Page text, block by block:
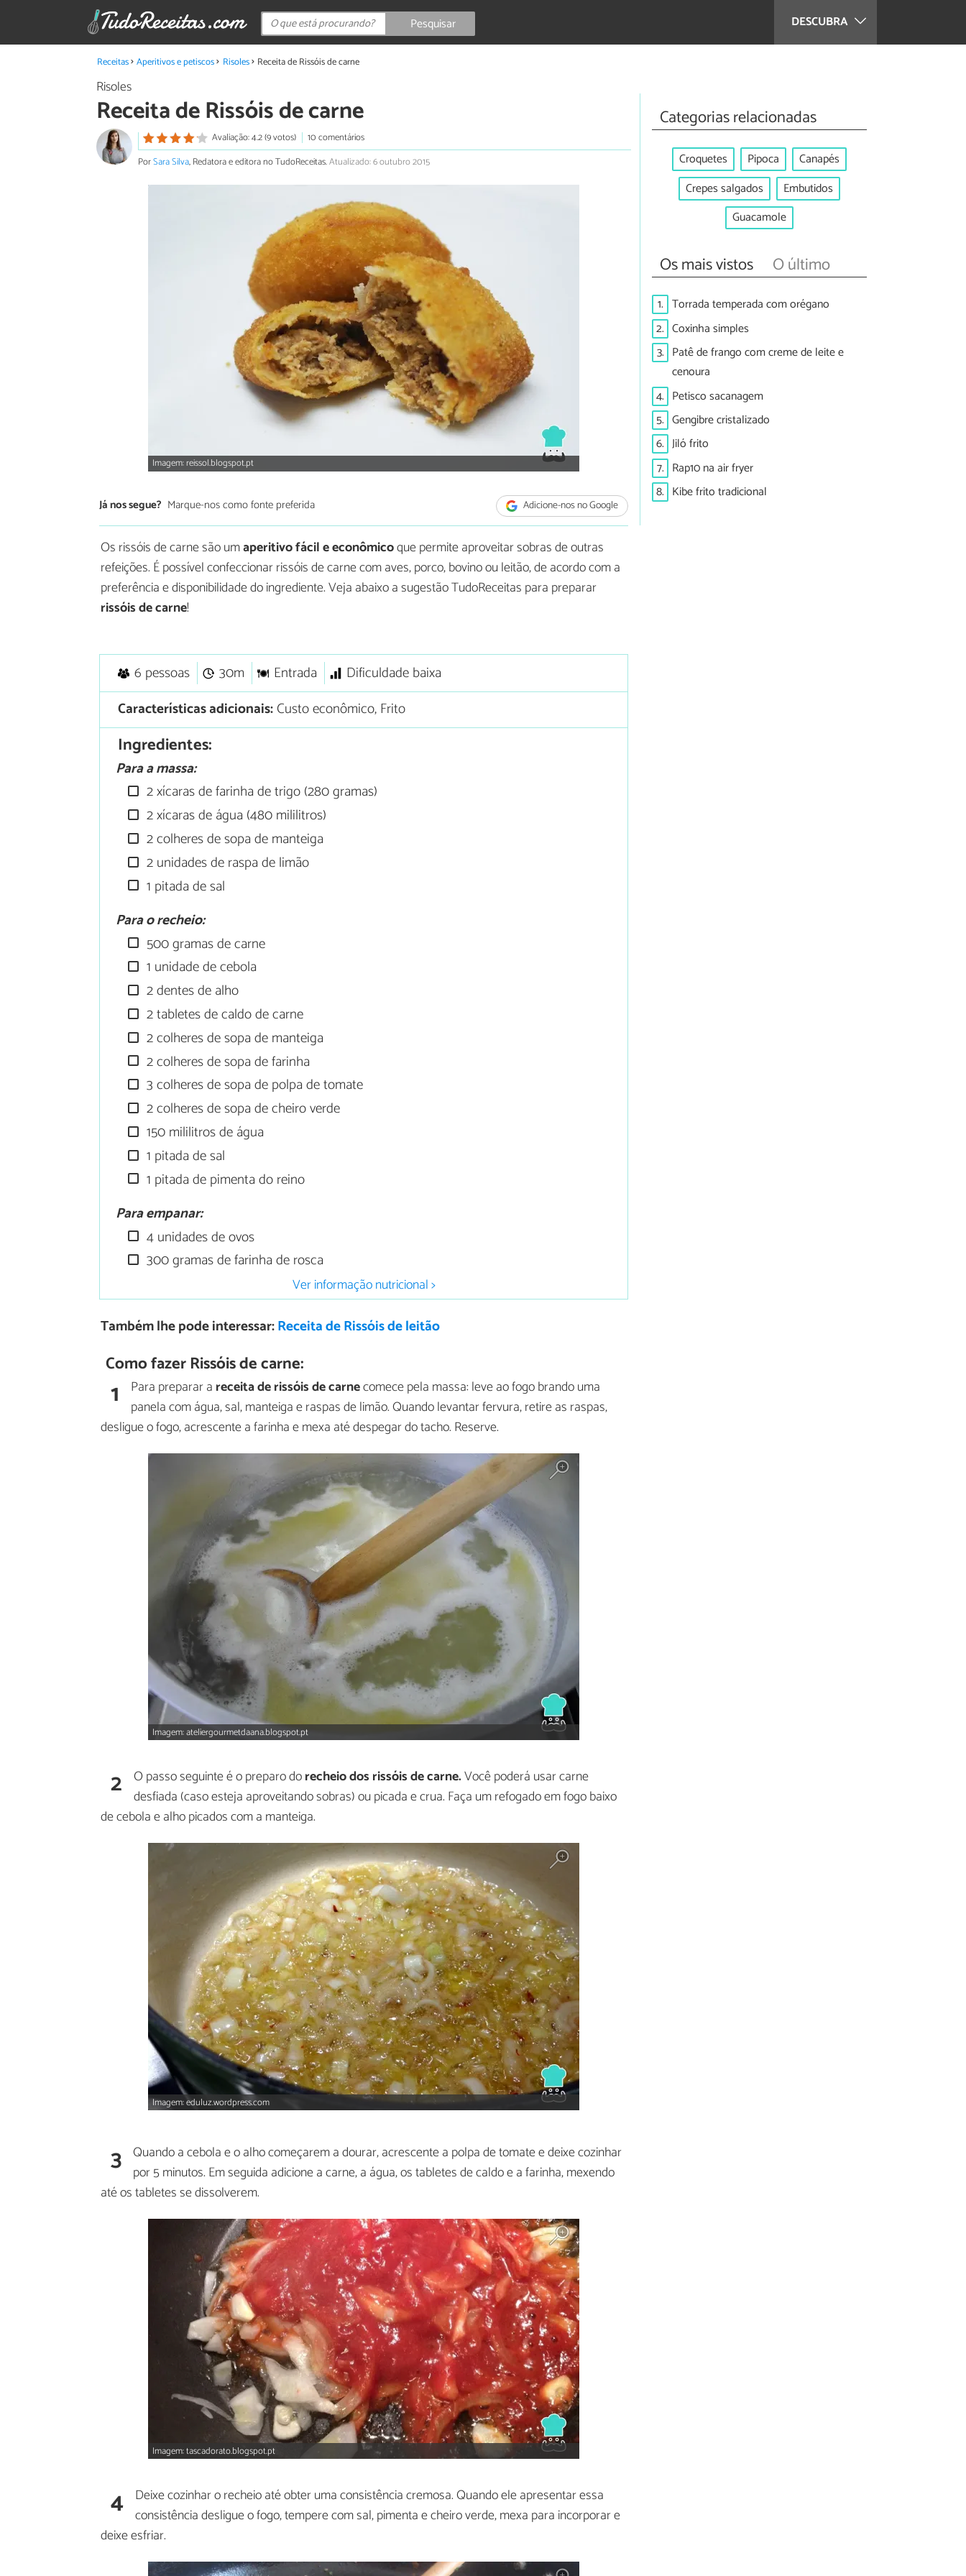
DESCUBRA
Pesquisar
Receitas Aperitivos e petiscos Risoles Receita de Rissóis de carne
Risoles
Receita de Rissóis de carne
Avaliação: 4.2 (9 votos)
10 comentários
PorSara Silva, Redatora e editora no TudoReceitas.Atualizado: 6 outubro 2015
Imagem: reissol.blogspot.pt
Já nos segue? Marque-nos como fonte preferida Adicione-nos no Google
Os rissóis de carne são umaperitivo fácil e econômicoque permite aproveitar sobras de outras
refeições. É possível confeccionar rissóis de carne com aves, porco, bovino ou leitão, de acordo com a
preferência e disponibilidade do ingrediente. Veja abaixo a sugestão TudoReceitas para preparar
rissóis de carne!
6 pessoas 30m Entrada
Dificuldade baixa
Características adicionais:Custo econômico, Frito
Ingredientes:
Para a massa:
2 xícaras de farinha de trigo (280 gramas)
2 xícaras de água (480 mililitros)
2 colheres de sopa de manteiga
2 unidades de raspa de limão
1 pitada de sal
Para o recheio:
500 gramas de carne
1 unidade de cebola
2 dentes de alho
2 tabletes de caldo de carne
2 colheres de sopa de manteiga
2 colheres de sopa de farinha
3 colheres de sopa de polpa de tomate
2 colheres de sopa de cheiro verde
150 mililitros de água
1 pitada de sal
1 pitada de pimenta do reino
Para empanar:
4 unidades de ovos
300 gramas de farinha de rosca
Ver informação nutricional >
Também lhe pode interessar:Receita de Rissóis de leitão
Como fazer Rissóis de carne:
1 Para preparar a receita de rissóis de carnecomece pela massa: leve ao fogo brando uma
panela com água, sal, manteiga e raspas de limão. Quando levantar fervura, retire as raspas,
desligue o fogo, acrescente a farinha e mexa até despegar do tacho. Reserve.
Imagem: ateliergourmetdaana.blogspot.pt
2 O passo seguinte é o preparo dorecheio dos rissóis de carne.Você poderá usar carne
desfiada (caso esteja aproveitando sobras) ou picada e crua. Faça um refogado em fogo baixo
de cebola e alho picados com a manteiga.
Imagem: eduluz.wordpress.com
3 Quando a cebola e o alho começarem a dourar, acrescente a polpa de tomate e deixe cozinhar
por 5 minutos. Em seguida adicione a carne, a água, os tabletes de caldo e a farinha, mexendo
até os tabletes se dissolverem.
Imagem: tascadorato.blogspot.pt
4 Deixe cozinhar o recheio até obter uma consistência cremosa. Quando ele apresentar essa
consistência desligue o fogo, tempere com sal, pimenta e cheiro verde, mexa para incorporar e
deixe esfriar.
Categorias relacionadas
Croquetes Pipoca
Canapés
Crepes salgados
Embutidos
Guacamole
Os mais vistos O último
1. Torrada temperada com orégano
2. Coxinha simples
3. Patê de frango com creme de leite e
cenoura
4. Petisco sacanagem
5. Gengibre cristalizado
6. Jiló frito
7. Rap10 na air fryer
8. Kibe frito tradicional